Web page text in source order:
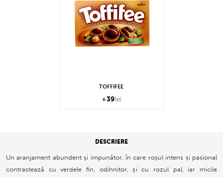
TOFFIFEE
+39lei
DESCRIERE
Un aranjament abundent și impunător, în care roșul intens și pasional
contrastează cu verdele fin, odihnitor, și cu rozul pal, iar micile